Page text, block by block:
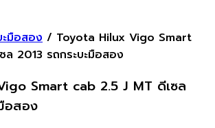
ะมือสอง / Toyota Hilux Vigo Smart
2013 รถกระบะมือสอง
Smart cab 2.5 J MT ดีเซล
อสอง